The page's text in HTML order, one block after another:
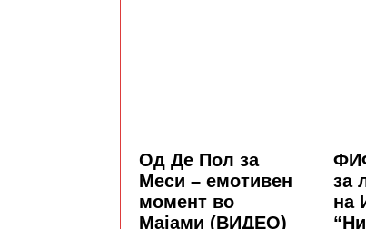
Од Де Пол за
Меси – емотивен
момент во
Мајами (ВИДЕО)
за
на